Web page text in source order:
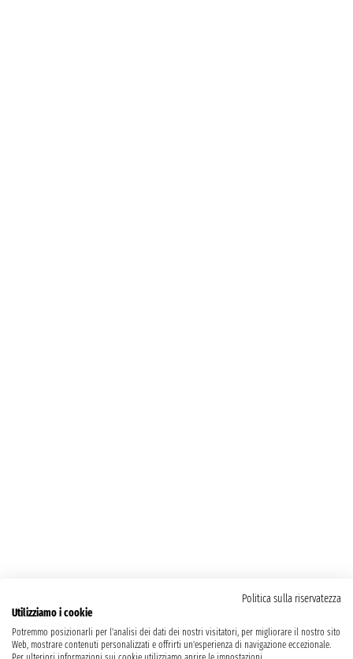
Politica sulla riservatezza
Utilizziamo i cookie
Potremmo posizionarli per l'analisi dei dati dei nostri visitatori, per migliorare il nostro sito
Web, mostrare contenuti personalizzati e offrirti un'esperienza di navigazione eccezionale.